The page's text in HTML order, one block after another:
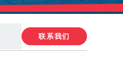
联系我们